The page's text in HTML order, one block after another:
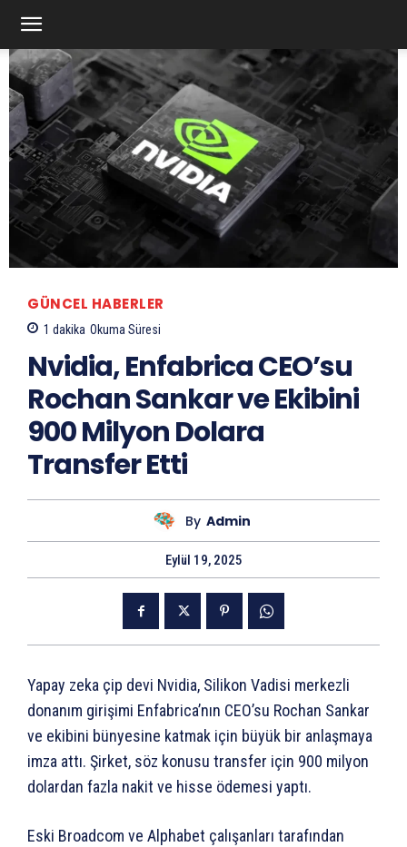
GÜNCEL HABERLER
1 dakika Okuma Süresi
Nvidia, Enfabrica CEO’su
Rochan Sankar ve Ekibini
900 Milyon Dolara
Transfer Etti
By Admin
Eylül 19, 2025
Yapay zeka çip devi Nvidia, Silikon Vadisi merkezli
donanım girişimi Enfabrica’nın CEO’su Rochan Sankar
ve ekibini bünyesine katmak için büyük bir anlaşmaya
imza attı. Şirket, söz konusu transfer için 900 milyon
dolardan fazla nakit ve hisse ödemesi yaptı.
Eski Broadcom ve Alphabet çalışanları tarafından